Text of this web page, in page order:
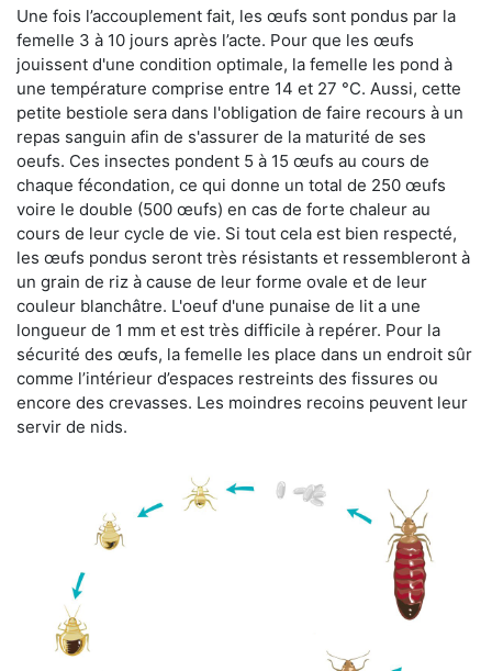
Une fois l’accouplement fait, les œufs sont pondus par la
femelle 3 à 10 jours après l’acte. Pour que les œufs
jouissent d'une condition optimale, la femelle les pond à
une température comprise entre 14 et 27 °C. Aussi, cette
petite bestiole sera dans l'obligation de faire recours à un
repas sanguin afin de s'assurer de la maturité de ses
oeufs. Ces insectes pondent 5 à 15 œufs au cours de
chaque fécondation, ce qui donne un total de 250 œufs
voire le double (500 œufs) en cas de forte chaleur au
cours de leur cycle de vie. Si tout cela est bien respecté,
les œufs pondus seront très résistants et ressembleront à
un grain de riz à cause de leur forme ovale et de leur
couleur blanchâtre. L'oeuf d'une punaise de lit a une
longueur de 1 mm et est très difficile à repérer. Pour la
sécurité des œufs, la femelle les place dans un endroit sûr
comme l’intérieur d’espaces restreints des fissures ou
encore des crevasses. Les moindres recoins peuvent leur
servir de nids.